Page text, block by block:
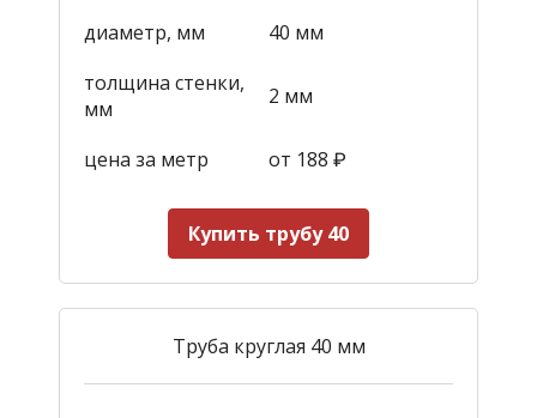
диаметр, мм
40 мм
толщина стенки,
мм
2 мм
цена за метр от 188 ₽
Купить трубу 40
Труба круглая 40 мм